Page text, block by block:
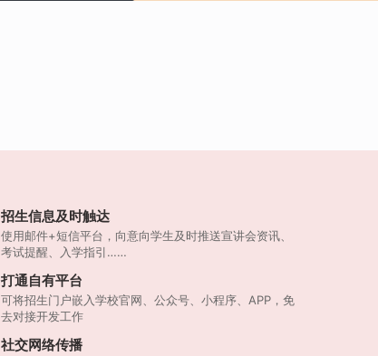
招生信息及时触达
使用邮件+短信平台，向意向学生及时推送宣讲会资讯、
考试提醒、入学指引……
打通自有平台
可将招生门户嵌入学校官网、公众号、小程序、APP，免
去对接开发工作
社交网络传播